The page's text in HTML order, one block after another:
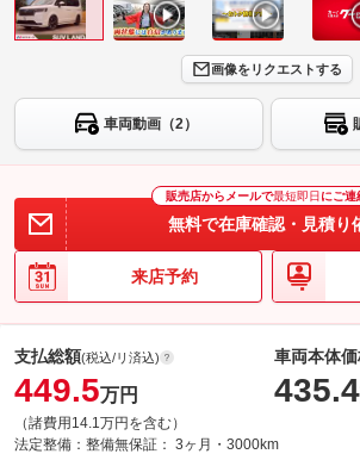
画像をリクエストする
車両動画（2）
販売店からメールで最短即日 にご連
無料で在庫確認・見積り
来店予約
支払総額(税込/リ済込)
449.5万円
（諸費用14.1万円を含む）
車両本体
435.4
法定整備： 整備無保証： 3ヶ月・3000km